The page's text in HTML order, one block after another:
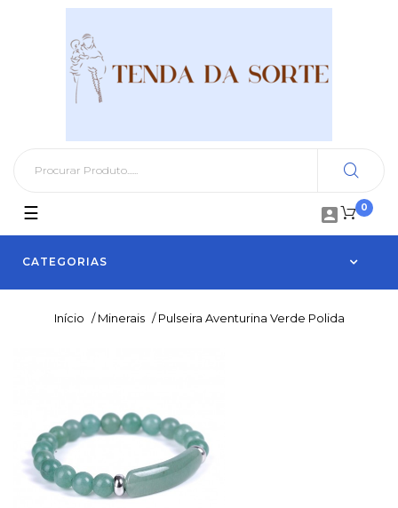
0

CATEGORIAS
Toggle
navigation
☰
Início / Minerais / Pulseira Aventurina Verde Polida